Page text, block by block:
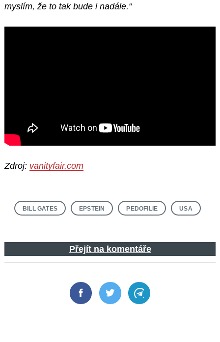
myslím, že to tak bude i nadále.“
Zdroj: vanityfair.com
BILL GATES EPSTEIN PEDOFILIE USA
Přejít na komentáře
FacebookTwitter Telegram